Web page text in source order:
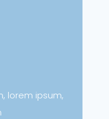
lorem ipsum,